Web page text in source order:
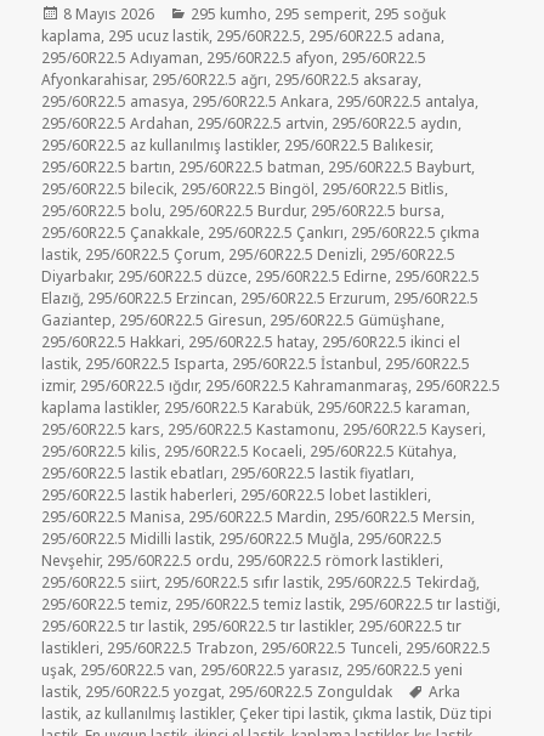
Yayın
tarihi
8 Mayıs 2026 Kategoriler
295 kumho, 295 semperit, 295 soğuk
kaplama, 295 ucuz lastik, 295/60R22.5, 295/60R22.5 adana,
295/60R22.5 Adıyaman, 295/60R22.5 afyon, 295/60R22.5
Afyonkarahisar, 295/60R22.5 ağrı, 295/60R22.5 aksaray,
295/60R22.5 amasya, 295/60R22.5 Ankara, 295/60R22.5 antalya,
295/60R22.5 Ardahan, 295/60R22.5 artvin, 295/60R22.5 aydın,
295/60R22.5 az kullanılmış lastikler, 295/60R22.5 Balıkesir,
295/60R22.5 bartın, 295/60R22.5 batman, 295/60R22.5 Bayburt,
295/60R22.5 bilecik, 295/60R22.5 Bingöl, 295/60R22.5 Bitlis,
295/60R22.5 bolu, 295/60R22.5 Burdur, 295/60R22.5 bursa,
295/60R22.5 Çanakkale, 295/60R22.5 Çankırı, 295/60R22.5 çıkma
lastik, 295/60R22.5 Çorum, 295/60R22.5 Denizli, 295/60R22.5
Diyarbakır, 295/60R22.5 düzce, 295/60R22.5 Edirne, 295/60R22.5
Elazığ, 295/60R22.5 Erzincan, 295/60R22.5 Erzurum, 295/60R22.5
Gaziantep, 295/60R22.5 Giresun, 295/60R22.5 Gümüşhane,
295/60R22.5 Hakkari, 295/60R22.5 hatay, 295/60R22.5 ikinci el
lastik, 295/60R22.5 Isparta, 295/60R22.5 İstanbul, 295/60R22.5
izmir, 295/60R22.5 ığdır, 295/60R22.5 Kahramanmaraş, 295/60R22.5
kaplama lastikler, 295/60R22.5 Karabük, 295/60R22.5 karaman,
295/60R22.5 kars, 295/60R22.5 Kastamonu, 295/60R22.5 Kayseri,
295/60R22.5 kilis, 295/60R22.5 Kocaeli, 295/60R22.5 Kütahya,
295/60R22.5 lastik ebatları, 295/60R22.5 lastik fiyatları,
295/60R22.5 lastik haberleri, 295/60R22.5 lobet lastikleri,
295/60R22.5 Manisa, 295/60R22.5 Mardin, 295/60R22.5 Mersin,
295/60R22.5 Midilli lastik, 295/60R22.5 Muğla, 295/60R22.5
Nevşehir, 295/60R22.5 ordu, 295/60R22.5 römork lastikleri,
295/60R22.5 siirt, 295/60R22.5 sıfır lastik, 295/60R22.5 Tekirdağ,
295/60R22.5 temiz, 295/60R22.5 temiz lastik, 295/60R22.5 tır lastiği,
295/60R22.5 tır lastik, 295/60R22.5 tır lastikler, 295/60R22.5 tır
lastikleri, 295/60R22.5 Trabzon, 295/60R22.5 Tunceli, 295/60R22.5
uşak, 295/60R22.5 van, 295/60R22.5 yarasız, 295/60R22.5 yeni
lastik, 295/60R22.5 yozgat, 295/60R22.5 Zonguldak Etiketler
Arka
lastik, az kullanılmış lastikler, Çeker tipi lastik, çıkma lastik, Düz tipi